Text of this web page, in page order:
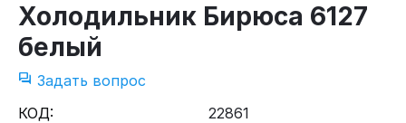
Холодильник Бирюса 6127
белый
Задать вопрос
КОД:
22861